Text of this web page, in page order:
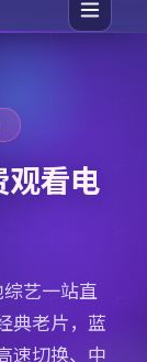
观看电
艺一站直
典老片，蓝
速切换、中